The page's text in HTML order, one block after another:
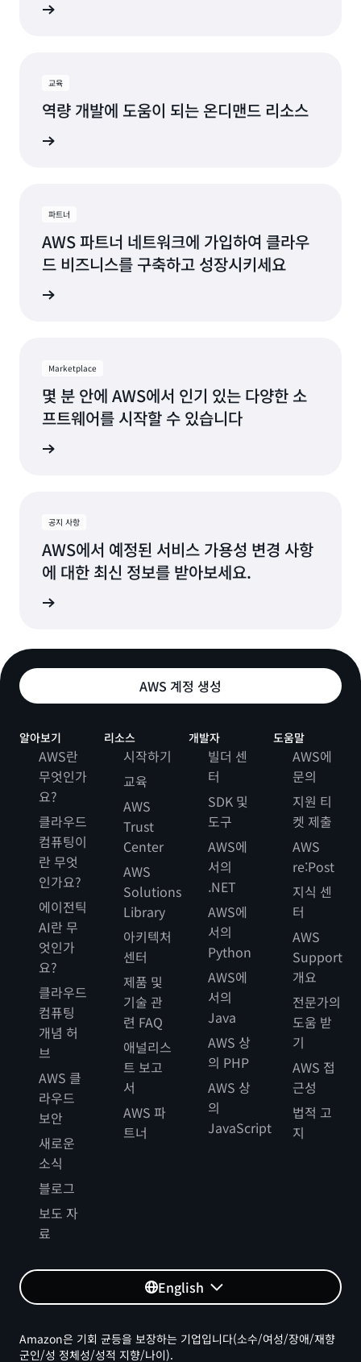
사용 가능
덴버, 콜로라도
헤이워드, 캘리포니아
휴스턴, 텍사스
캔자스시티, 미주리
로스앤젤레스, 캘리포니
아
마이애미, 플로리다
몬트리올, 퀘벡
내슈빌, 테네시
케레타로, 멕시코
사우스벤드, 인디애나
세인트루이스, 미주리
교육
역량 개발에 도움이 되는 온디맨드 리소스
파트너
AWS 파트너 네트워크에 가입하여 클라우
드 비즈니스를 구축하고 성장시키세요
Marketplace
몇 분 안에 AWS에서 인기 있는 다양한 소
프트웨어를 시작할 수 있습니다
공지 사항
AWS에서 예정된 서비스 가용성 변경 사항
에 대한 최신 정보를 받아보세요.
AWS 계정 생성
알아보기
AWS란
무엇인가
요?
클라우드
컴퓨팅이
란 무엇
인가요?
에이전틱
AI란 무
엇인가
요?
클라우드
컴퓨팅
개념 허
브
AWS 클
라우드
보안
새로운
소식
블로그
보도 자
료
리소스
시작하기
교육
AWS
Trust
Center
AWS
Solutions
Library
아키텍처
센터
제품 및
기술 관
련 FAQ
애널리스
트 보고
서
AWS 파
트너
개발자
빌더 센
터
SDK 및
도구
AWS에
서의
.NET
AWS에
서의
Python
AWS에
서의
Java
AWS 상
의 PHP
AWS 상
의
JavaScript
도움말
AWS에
문의
지원 티
켓 제출
AWS
re:Post
지식 센
터
AWS
Support
개요
전문가의
도움 받
기
AWS 접
근성
법적 고
지
English
Amazon은 기회 균등을 보장하는 기업입니다(소수/여성/장애/재향
군인/성 정체성/성적 지향/나이).